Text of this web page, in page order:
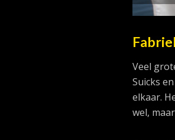
Veel
Suicks
elkaar.
wel,